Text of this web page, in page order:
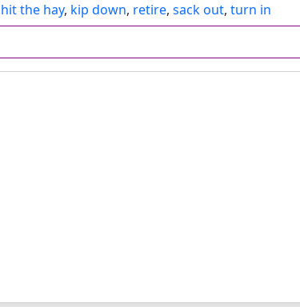
hit the hay, kip down, retire, sack out, turn in